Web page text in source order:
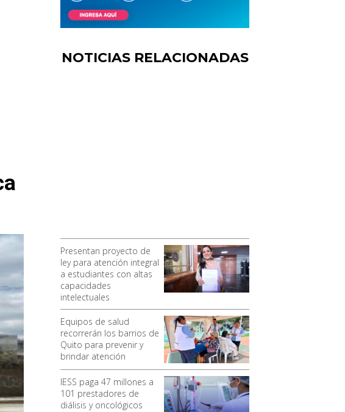
NOTICIAS RELACIONADAS
Presentan proyecto de
ley para atención integral
a estudiantes con altas
capacidades
intelectuales
Equipos de salud
recorrerán los barrios de
Quito para prevenir y
brindar atención
IESS paga 47 millones a
101 prestadores de
diálisis y oncológicos